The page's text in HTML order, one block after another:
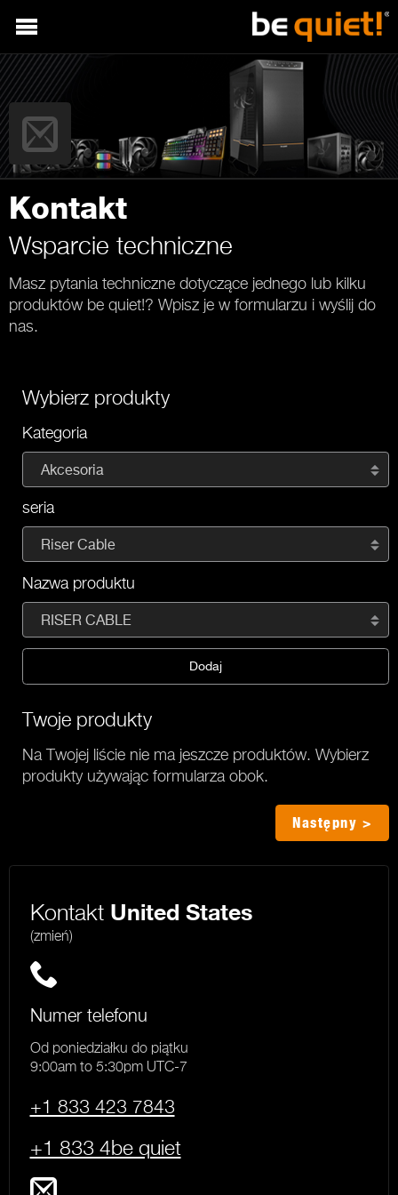
Kontakt
Wsparcie techniczne
Masz pytania techniczne dotyczące jednego lub kilku
produktów be quiet!? Wpisz je w formularzu i wyślij do
nas.
Wybierz produkty
Kategoria
Akcesoria
seria
Riser Cable
Nazwa produktu
RISER CABLE
Dodaj
Twoje produkty
Na Twojej liście nie ma jeszcze produktów. Wybierz
produkty używając formularza obok.
Następny >
Kontakt United States
(zmień)
Numer telefonu
Od poniedziałku do piątku
9:00am to 5:30pm UTC-7
+1 833 423 7843
+1 833 4be quiet